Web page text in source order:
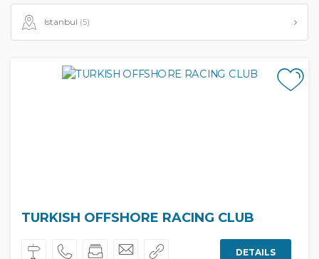
Istanbul (5)
TURKISH OFFSHORE RACING CLUB
DETAILS